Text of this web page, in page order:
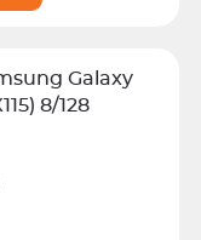
Galaxy
8/128